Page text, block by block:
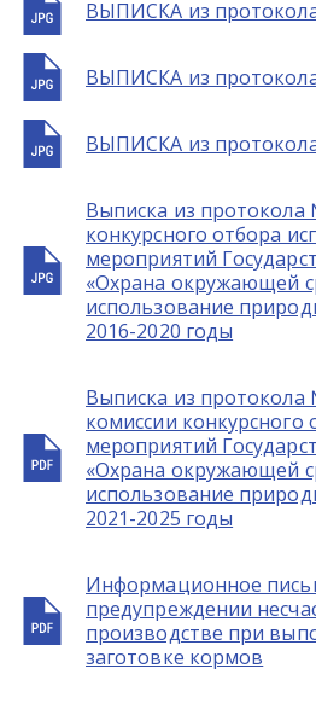
ВЫПИСКА из
ВЫПИСКА из
ВЫПИСКА из
Выписка из протокола
конкурсного отбора
мероприятий
«Охрана окружающей
использование
2016-2020 годы
Выписка из протокола
комиссии конкурсного
мероприятий
«Охрана окружающей
использование
2021-2025 годы
Информационное
предупреждении
производстве при
заготовке кормов